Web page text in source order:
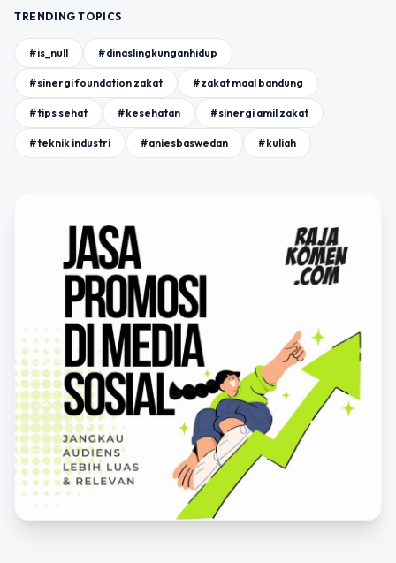
TRENDING TOPICS
#is_null #dinaslingkunganhidup
#sinergi foundation zakat #zakat maal bandung
#tips sehat #kesehatan #sinergi amil zakat
#teknik industri #aniesbaswedan #kuliah